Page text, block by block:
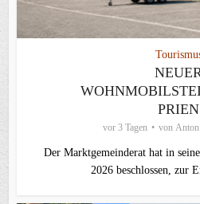
PRIEN
vor 3 Tagen von Anton
Der Marktgemeinderat hat in
2026 beschlossen, zur